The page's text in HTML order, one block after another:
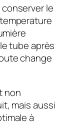
le
tube après
change
non
mais aussi
à